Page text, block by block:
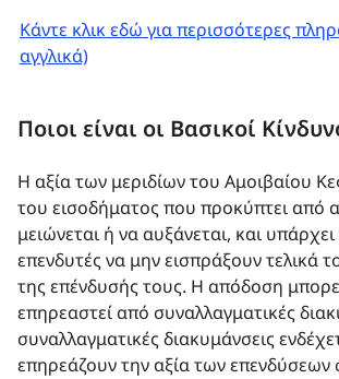
Κάντε κλικ εδώ για περισσότερες
αγγλικά)
Ποιοι είναι οι Βασικοί
Η αξία των μεριδίων του Αμοιβαίου
του εισοδήματος που προκύπτει από
μειώνεται ή να αυξάνεται, και
επενδυτές να μην εισπράξουν τελικά
της επένδυσής τους. Η απόδοση
επηρεαστεί από συναλλαγματικές
συναλλαγματικές διακυμάνσεις
επηρεάζουν την αξία των επενδύσεων